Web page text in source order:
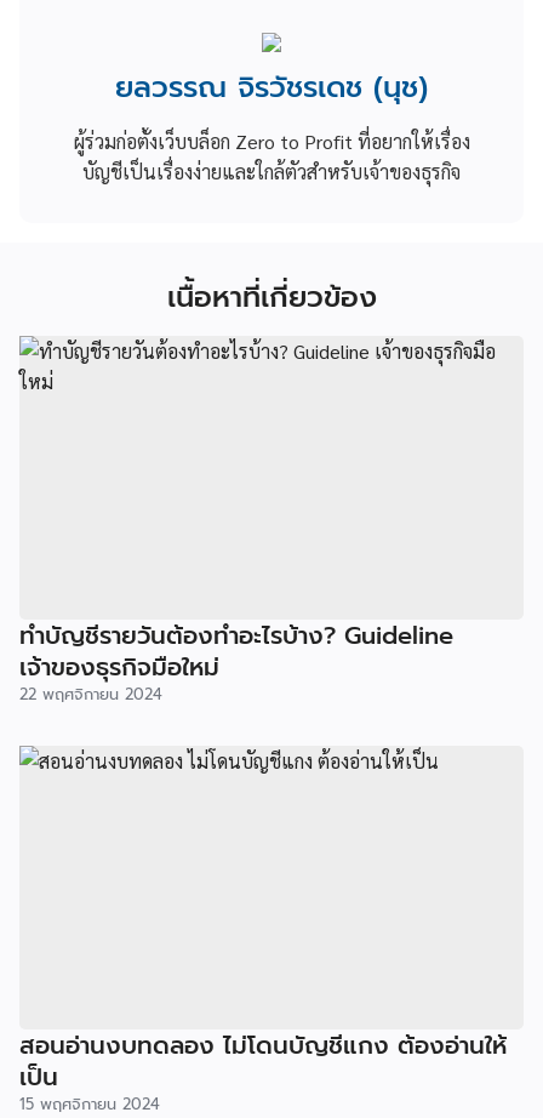
ยลวรรณ จิรวัชรเดช (นุช)
ผู้ร่วมก่อตั้งเว็บบล็อก Zero to Profit ที่อยากให้เรื่อง
บัญชีเป็นเรื่องง่ายและใกล้ตัวสำหรับเจ้าของธุรกิจ
เนื้อหาที่เกี่ยวข้อง
ทำบัญชีรายวันต้องทำอะไรบ้าง? Guideline
เจ้าของธุรกิจมือใหม่
22 พฤศจิกายน 2024
สอนอ่านงบทดลอง ไม่โดนบัญชีแกง ต้องอ่านให้
เป็น
15 พฤศจิกายน 2024